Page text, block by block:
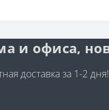
и офиса,
доставка за 1-2 дня!